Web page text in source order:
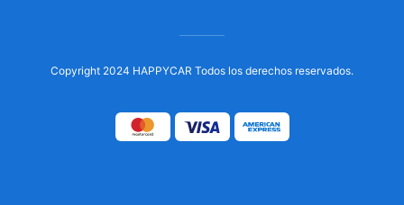
Copyright 2024 HAPPYCAR Todos los derechos reservados.